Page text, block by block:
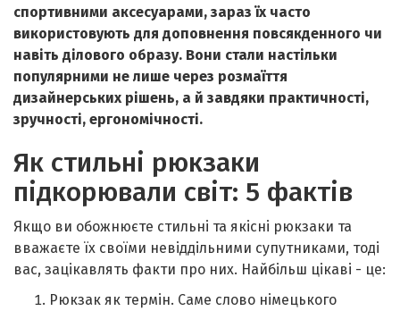
спортивними аксесуарами, зараз їх часто
використовують для доповнення повсякденного чи
навіть ділового образу. Вони стали настільки
популярними не лише через розмаїття
дизайнерських рішень, а й завдяки практичності,
зручності, ергономічності.
Як стильні рюкзаки
підкорювали світ: 5 фактів
Якщо ви обожнюєте стильні та якісні рюкзаки та
вважаєте їх своїми невіддільними супутниками, тоді
вас, зацікавлять факти про них. Найбільш цікаві - це:
Рюкзак як термін. Саме слово німецького